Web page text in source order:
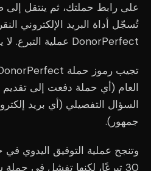
على رابط حملتك، ثم ينتقل إلى
تُسجّل أداة البريد الإلكتروني
DonorPerfect عملية التبرع. لا يوجد أي رابط بين الحدثين.
العام (أي حملة دفعت إلى
السؤال التفصيلي (أي بريد
جمهور).
وتنجح عملية التوفيق اليدوي في